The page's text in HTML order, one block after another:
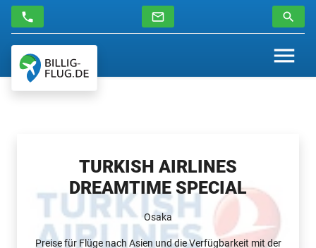
TURKISH AIRLINES
DREAMTIME SPECIAL
Osaka
Preise für Flüge nach Asien und die Verfügbarkeit mit der